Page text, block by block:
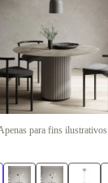
para fins ilustrativos